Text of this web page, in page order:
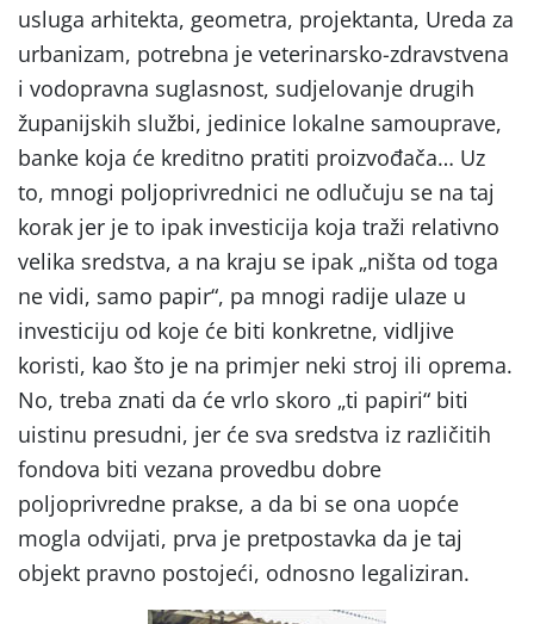
usluga arhitekta, geometra, projektanta, Ureda za
urbanizam, potrebna je veterinarsko-zdravstvena
i vodopravna suglasnost, sudjelovanje drugih
županijskih službi, jedinice lokalne samouprave,
banke koja će kreditno pratiti proizvođača… Uz
to, mnogi poljoprivrednici ne odlučuju se na taj
korak jer je to ipak investicija koja traži relativno
velika sredstva, a na kraju se ipak „ništa od toga
ne vidi, samo papir“, pa mnogi radije ulaze u
investiciju od koje će biti konkretne, vidljive
koristi, kao što je na primjer neki stroj ili oprema.
No, treba znati da će vrlo skoro „ti papiri“ biti
uistinu presudni, jer će sva sredstva iz različitih
fondova biti vezana provedbu dobre
poljoprivredne prakse, a da bi se ona uopće
mogla odvijati, prva je pretpostavka da je taj
objekt pravno postojeći, odnosno legaliziran.